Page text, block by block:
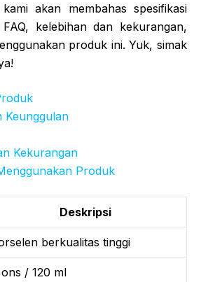
akan membahas spesifikasi
kelebihan dan kekurangan,
produk ini. Yuk, simak
Keunggulan
Kekurangan
Produk
Deskripsi
berkualitas tinggi
/ 120 ml